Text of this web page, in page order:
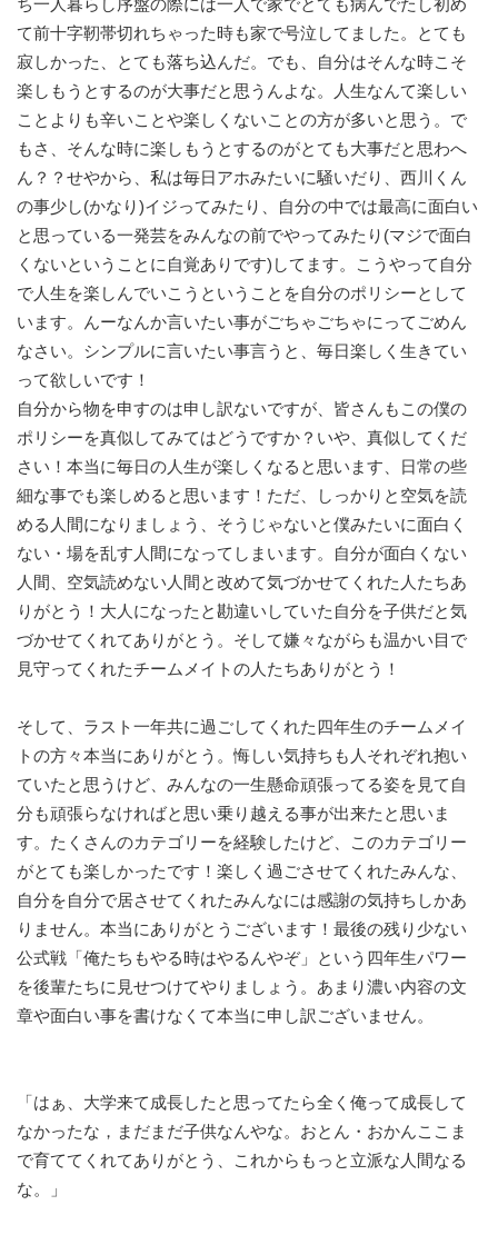
ち一人暮らし序盤の際には一人で家でとても病んでたし初め
て前十字靭帯切れちゃった時も家で号泣してました。とても
寂しかった、とても落ち込んだ。でも、自分はそんな時こそ
楽しもうとするのが大事だと思うんよな。人生なんて楽しい
ことよりも辛いことや楽しくないことの方が多いと思う。で
もさ、そんな時に楽しもうとするのがとても大事だと思わへ
ん？？せやから、私は毎日アホみたいに騒いだり、西川くん
の事少し(かなり)イジってみたり、自分の中では最高に面白い
と思っている一発芸をみんなの前でやってみたり(マジで面白
くないということに自覚ありです)してます。こうやって自分
で人生を楽しんでいこうということを自分のポリシーとして
います。んーなんか言いたい事がごちゃごちゃにってごめん
なさい。シンプルに言いたい事言うと、毎日楽しく生きてい
って欲しいです！
自分から物を申すのは申し訳ないですが、皆さんもこの僕の
ポリシーを真似してみてはどうですか？いや、真似してくだ
さい！本当に毎日の人生が楽しくなると思います、日常の些
細な事でも楽しめると思います！ただ、しっかりと空気を読
める人間になりましょう、そうじゃないと僕みたいに面白く
ない・場を乱す人間になってしまいます。自分が面白くない
人間、空気読めない人間と改めて気づかせてくれた人たちあ
りがとう！大人になったと勘違いしていた自分を子供だと気
づかせてくれてありがとう。そして嫌々ながらも温かい目で
見守ってくれたチームメイトの人たちありがとう！
そして、ラスト一年共に過ごしてくれた四年生のチームメイ
トの方々本当にありがとう。悔しい気持ちも人それぞれ抱い
ていたと思うけど、みんなの一生懸命頑張ってる姿を見て自
分も頑張らなければと思い乗り越える事が出来たと思いま
す。たくさんのカテゴリーを経験したけど、このカテゴリー
がとても楽しかったです！楽しく過ごさせてくれたみんな、
自分を自分で居させてくれたみんなには感謝の気持ちしかあ
りません。本当にありがとうございます！最後の残り少ない
公式戦「俺たちもやる時はやるんやぞ」という四年生パワー
を後輩たちに見せつけてやりましょう。あまり濃い内容の文
章や面白い事を書けなくて本当に申し訳ございません。
「はぁ、大学来て成長したと思ってたら全く俺って成長して
なかったな，まだまだ子供なんやな。おとん・おかんここま
で育ててくれてありがとう、これからもっと立派な人間なる
な。」